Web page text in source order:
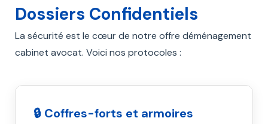
Dossiers Confidentiels
La sécurité est le cœur de notre offre déménagement
cabinet avocat. Voici nos protocoles :
🔒 Coffres-forts et armoires